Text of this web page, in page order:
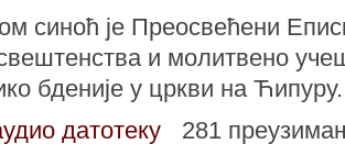
синоћ је Преосвећени
и молитвено
бденије у цркви на Ћипуру.
датотеку
281